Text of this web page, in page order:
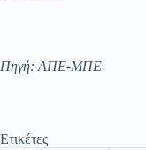
Πηγή: ΑΠΕ-ΜΠΕ
Ετικέτες